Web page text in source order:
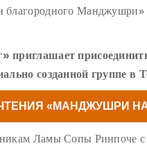
благородного Манджушри»
приглашает
созданной группе в
«МАНДЖУШРИ
Ламы Сопы Ринпоче с